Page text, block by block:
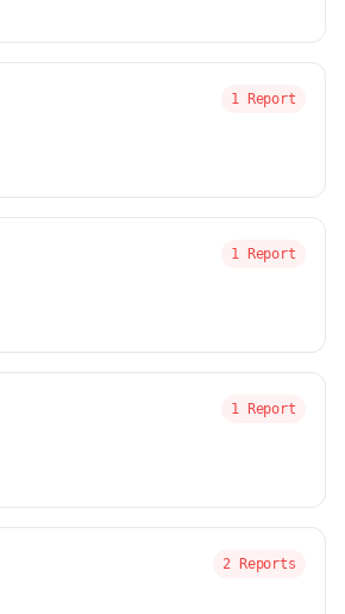
1 Report
1 Report
1 Report
2 Reports